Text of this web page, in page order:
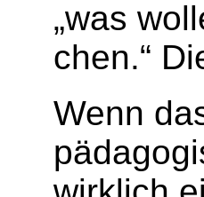
„was
chen.“
Wenn